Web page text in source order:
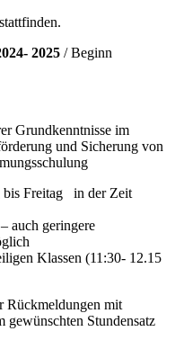
2025 / Beginn
Grundkenntnisse im
und Sicherung von
bis Freitag in der Zeit
auch geringere
Klassen (11:30- 12.15
Rückmeldungen mit
gewünschten Stundensatz